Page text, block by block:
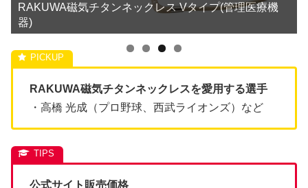
RAKUWA磁気チタンネックレス Vタイプ(管理医療機
器)
RAKUWA磁気チタンネックレスを愛用する選手
・高橋 光成（プロ野球、西武ライオンズ）など
公式サイト販売価格